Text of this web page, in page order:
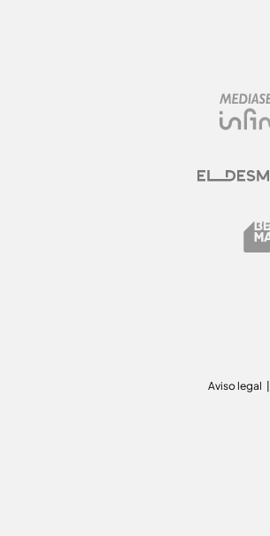
Aviso legal